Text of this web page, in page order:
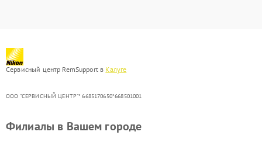
Сервисный центр RemSupport в Калуге
ООО "СЕРВИСНЫЙ ЦЕНТР"* 6685170650*668501001
Филиалы в Вашем городе